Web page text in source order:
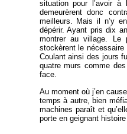
situation pour l’avoir
demeurèrent donc
meilleurs. Mais il n’y
dépérir. Ayant pris dix
montrer au village. Le
stockèrent le
Coulant ainsi des jours
quatre murs comme
face.
Au moment où j’en
temps à autre, bien
machines paraît et
porte en geignant histoire